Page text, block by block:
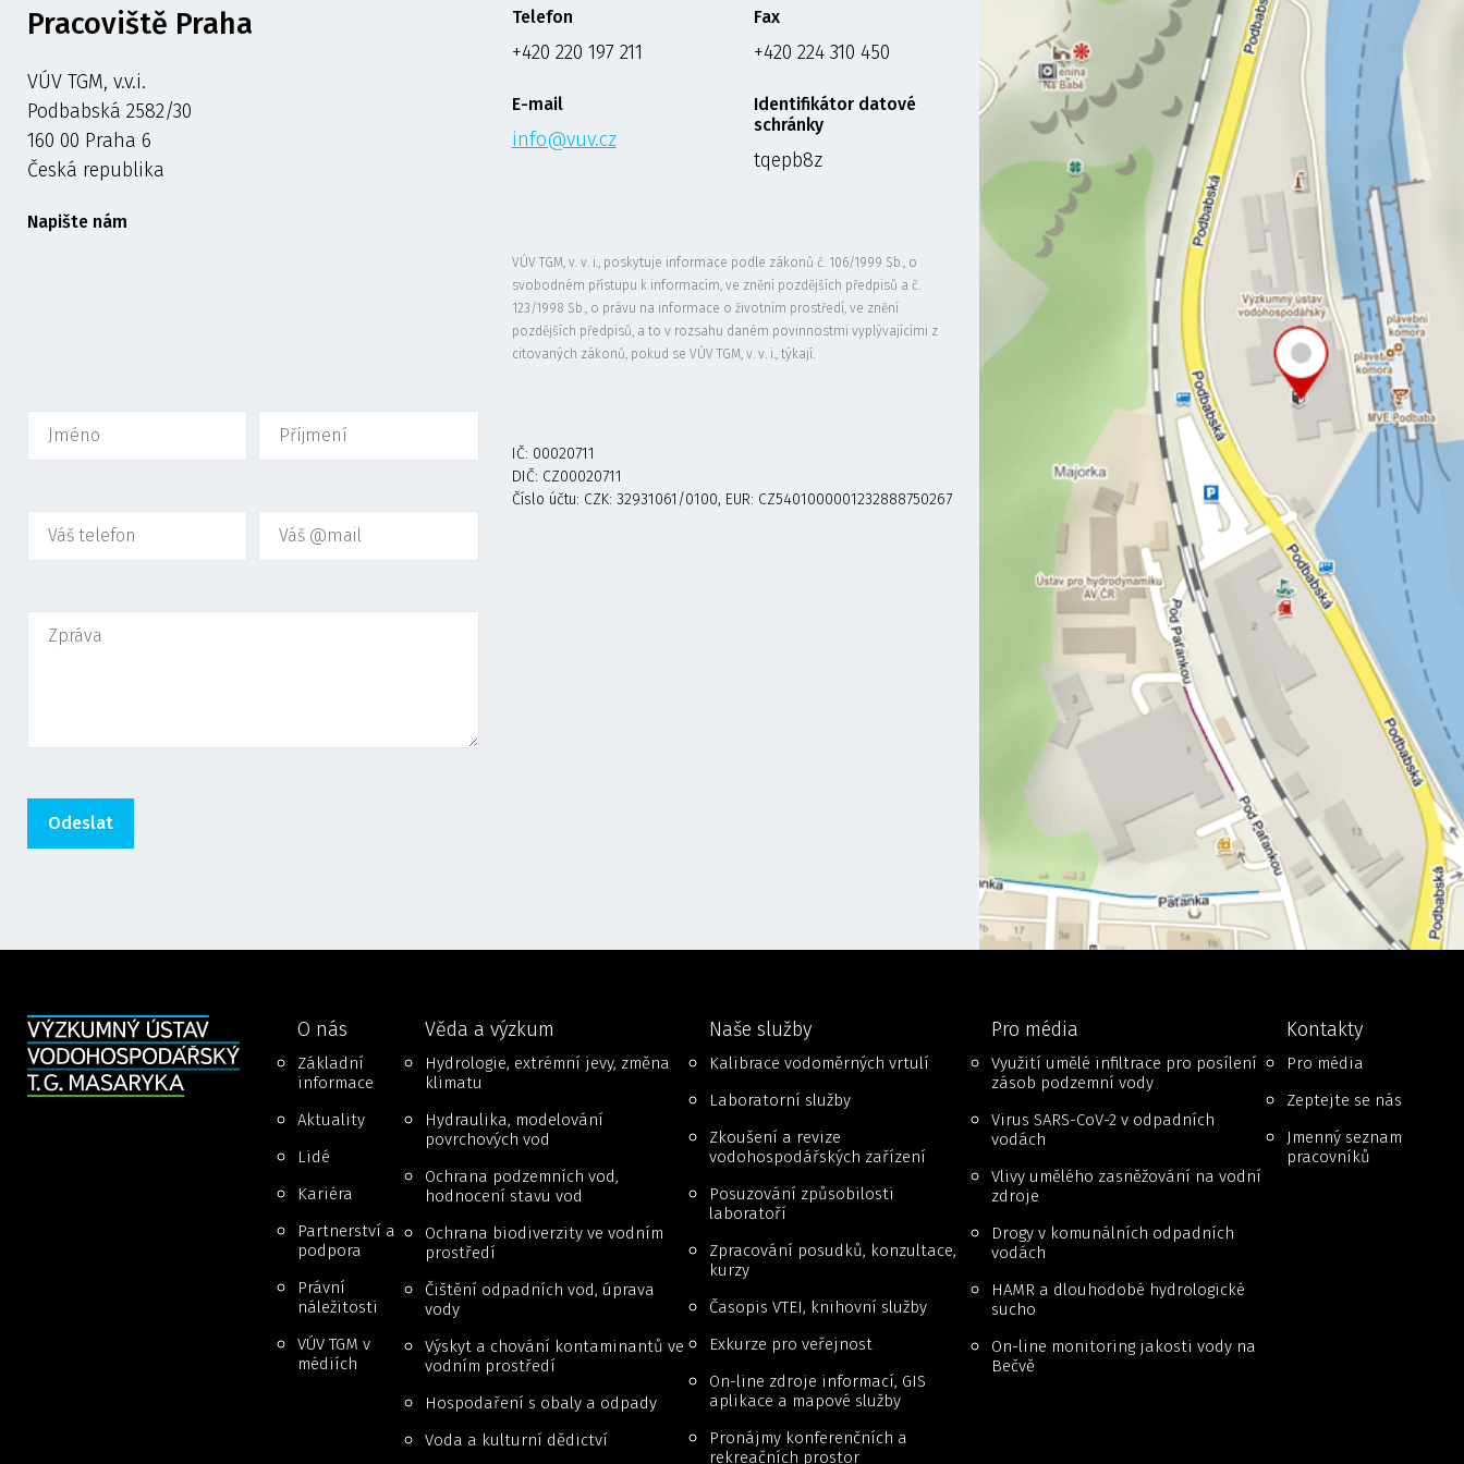
Pracoviště Praha
VÚV TGM, v.v.i.
Podbabská 2582/30
160 00 Praha 6
Česká republika
Napište nám
Telefon
+420 220 197 211
E-mail
info@vuv.cz
Fax
+420 224 310 450
Identifikátor datové
schránky
tqepb8z
VÚV TGM, v. v. i., poskytuje informace podle zákonů č. 106/1999 Sb., o
svobodném přístupu k informacím, ve znění pozdějších předpisů a č.
123/1998 Sb., o právu na informace o životním prostředí, ve znění
pozdějších předpisů, a to v rozsahu daném povinnostmi vyplývajícími z
citovaných zákonů, pokud se VÚV TGM, v. v. i., týkají.
IČ: 00020711
DIČ: CZ00020711
Číslo účtu: CZK: 32931061/0100, EUR: CZ5401000001232888750267
O nás
Základní
informace
Aktuality
Lidé
Kariéra
Partnerství a
podpora
Právní
náležitosti
VÚV TGM v
médiích
Věda a výzkum
Hydrologie, extrémní jevy, změna
klimatu
Hydraulika, modelování
povrchových vod
Ochrana podzemních vod,
hodnocení stavu vod
Ochrana biodiverzity ve vodním
prostředí
Čištění odpadních vod, úprava
vody
Výskyt a chování kontaminantů ve
vodním prostředí
Hospodaření s obaly a odpady
Voda a kulturní dědictví
Naše služby
Kalibrace vodoměrných vrtulí
Laboratorní služby
Zkoušení a revize
vodohospodářských zařízení
Posuzování způsobilosti
laboratoří
Zpracování posudků, konzultace,
kurzy
Časopis VTEI, knihovní služby
Exkurze pro veřejnost
On-line zdroje informací, GIS
aplikace a mapové služby
Pronájmy konferenčních a
rekreačních prostor
Pro média
Využití umělé infiltrace pro posílení
zásob podzemní vody
Virus SARS-CoV-2 v odpadních
vodách
Vlivy umělého zasněžování na vodní
zdroje
Drogy v komunálních odpadních
vodách
HAMR a dlouhodobé hydrologické
sucho
On-line monitoring jakosti vody na
Bečvě
Kontakty
Pro média
Zeptejte se nás
Jmenný seznam
pracovníků